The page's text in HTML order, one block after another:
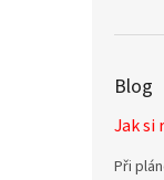
Blog
Jak si
Při